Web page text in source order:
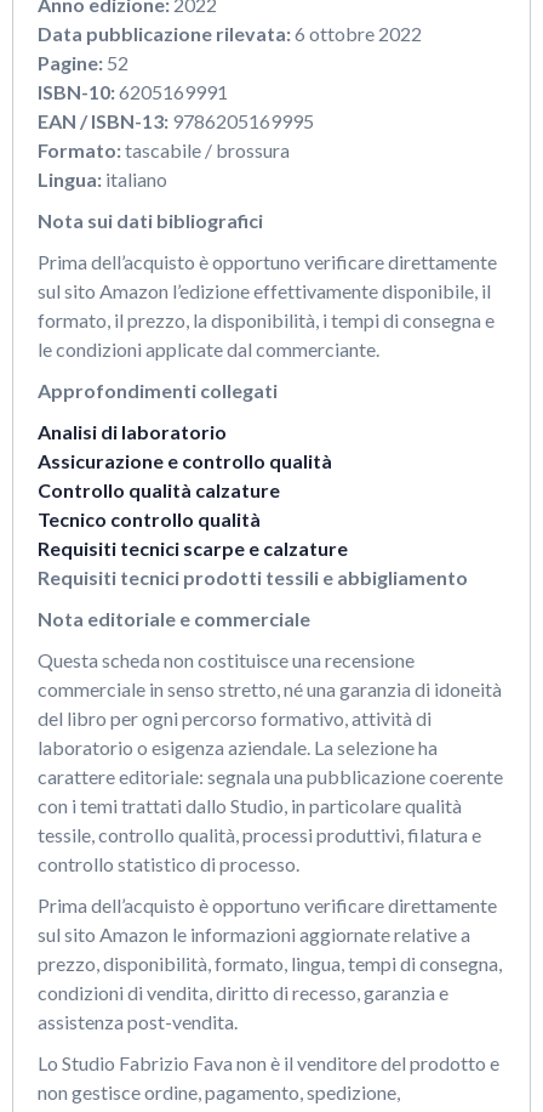
Data pubblicazione rilevata:6 ottobre 2022
Pagine: 52
ISBN-10:6205169991
EAN / ISBN-13: 9786205169995
Formato:tascabile / brossura
Lingua: italiano
Nota sui dati bibliografici
Prima dell’acquisto è opportuno verificare direttamente
sul sito Amazon l’edizione effettivamente disponibile, il
formato, il prezzo, la disponibilità, i tempi di consegna e
le condizioni applicate dal commerciante.
Approfondimenti collegati
Analisi di laboratorio
Assicurazione e controllo qualità
Controllo qualità calzature
Tecnico controllo qualità
Requisiti tecnici scarpe e calzature
Requisiti tecnici prodotti tessili e abbigliamento
Nota editoriale e commerciale
Questa scheda non costituisce una recensione
commerciale in senso stretto, né una garanzia di idoneità
del libro per ogni percorso formativo, attività di
laboratorio o esigenza aziendale. La selezione ha
carattere editoriale: segnala una pubblicazione coerente
con i temi trattati dallo Studio, in particolare qualità
tessile, controllo qualità, processi produttivi, filatura e
controllo statistico di processo.
Prima dell’acquisto è opportuno verificare direttamente
sul sito Amazon le informazioni aggiornate relative a
prezzo, disponibilità, formato, lingua, tempi di consegna,
condizioni di vendita, diritto di recesso, garanzia e
assistenza post-vendita.
Lo Studio Fabrizio Fava non è il venditore del prodotto e
non gestisce ordine, pagamento, spedizione,